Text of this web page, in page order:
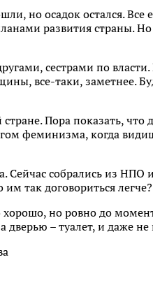
но осадок остался. Все
развития страны.
сестрами по
все-таки, заметнее.
Пора показать,
феминизма, когда
Сейчас собрались из НПО
так договориться легче?
но ровно до
дверью – туалет, и даже не